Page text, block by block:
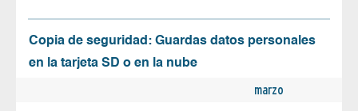
Copia de seguridad: Guardas datos personales
en la tarjeta SD o en la nube
marzo